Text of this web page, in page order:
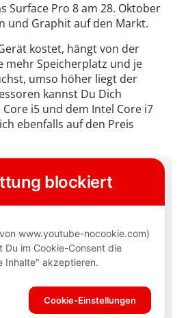
Surface Pro 8 am 28. Oktober
und Graphit auf den Markt.
kostet, hängt von der
mehr Speicherplatz und je
umso höher liegt der
kannst Du Dich
i5 und dem Intel Core i7
ebenfalls auf den Preis